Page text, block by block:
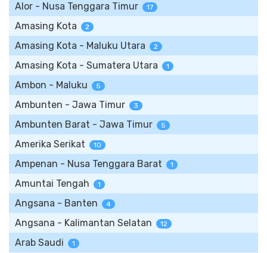
Alor - Nusa Tenggara Timur 17
Amasing Kota 2
Amasing Kota - Maluku Utara 2
Amasing Kota - Sumatera Utara 1
Ambon - Maluku 5
Ambunten - Jawa Timur 3
Ambunten Barat - Jawa Timur 5
Amerika Serikat 10
Ampenan - Nusa Tenggara Barat 1
Amuntai Tengah 1
Angsana - Banten 4
Angsana - Kalimantan Selatan 12
Arab Saudi 1